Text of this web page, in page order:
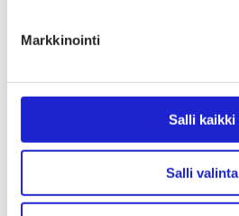
Markkinointi
Salli kaikki
Salli valinta
Laskutusosoite
jäsenistä